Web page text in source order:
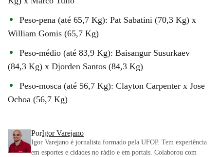
Peso-pena (até 65,7 Kg): Pat Sabatini (70,3 Kg) x
William Gomis (65,7 Kg)
Peso-médio (até 83,9 Kg): Baisangur Susurkaev
(84,3 Kg) x Djorden Santos (84,3 Kg)
Peso-mosca (até 56,7 Kg): Clayton Carpenter x Jose
Ochoa (56,7 Kg)
PorIgor Varejano
Igor Varejano é jornalista formado pela UFOP. Tem experiência
em esportes e cidades no rádio e em portais. Colaborou com